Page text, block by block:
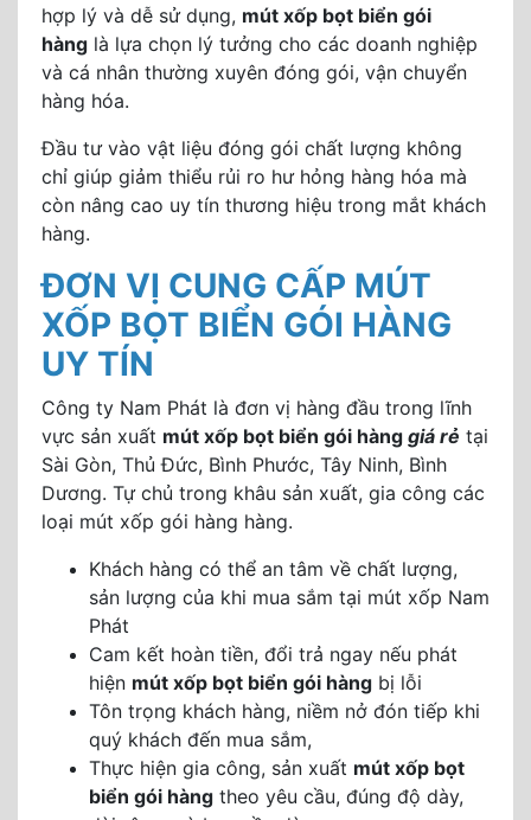
hợp lý và dễ sử dụng, mút xốp bọt biển gói
hàng là lựa chọn lý tưởng cho các doanh nghiệp
và cá nhân thường xuyên đóng gói, vận chuyển
hàng hóa.
Đầu tư vào vật liệu đóng gói chất lượng không
chỉ giúp giảm thiểu rủi ro hư hỏng hàng hóa mà
còn nâng cao uy tín thương hiệu trong mắt khách
hàng.
ĐƠN VỊ CUNG CẤP MÚT
XỐP BỌT BIỂN GÓI HÀNG
UY TÍN
Công ty Nam Phát là đơn vị hàng đầu trong lĩnh
vực sản xuất mút xốp bọt biển gói hàng giá rẻ tại
Sài Gòn, Thủ Đức, Bình Phước, Tây Ninh, Bình
Dương. Tự chủ trong khâu sản xuất, gia công các
loại mút xốp gói hàng hàng.
Khách hàng có thể an tâm về chất lượng,
sản lượng của khi mua sắm tại mút xốp Nam
Phát
Cam kết hoàn tiền, đổi trả ngay nếu phát
hiện mút xốp bọt biển gói hàng bị lỗi
Tôn trọng khách hàng, niềm nở đón tiếp khi
quý khách đến mua sắm,
Thực hiện gia công, sản xuất mút xốp bọt
biển gói hàng theo yêu cầu, đúng độ dày,